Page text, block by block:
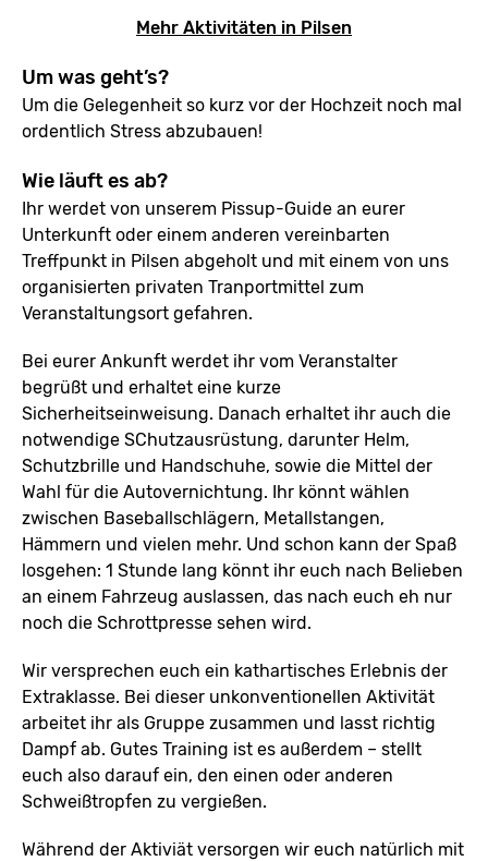
Mehr Aktivitäten in Pilsen
Um was geht’s?
Um die Gelegenheit so kurz vor der Hochzeit noch mal
ordentlich Stress abzubauen!
Wie läuft es ab?
Ihr werdet von unserem Pissup-Guide an eurer
Unterkunft oder einem anderen vereinbarten
Treffpunkt in Pilsen abgeholt und mit einem von uns
organisierten privaten Tranportmittel zum
Veranstaltungsort gefahren.
Bei eurer Ankunft werdet ihr vom Veranstalter
begrüßt und erhaltet eine kurze
Sicherheitseinweisung. Danach erhaltet ihr auch die
notwendige SChutzausrüstung, darunter Helm,
Schutzbrille und Handschuhe, sowie die Mittel der
Wahl für die Autovernichtung. Ihr könnt wählen
zwischen Baseballschlägern, Metallstangen,
Hämmern und vielen mehr. Und schon kann der Spaß
losgehen: 1 Stunde lang könnt ihr euch nach Belieben
an einem Fahrzeug auslassen, das nach euch eh nur
noch die Schrottpresse sehen wird.
Wir versprechen euch ein kathartisches Erlebnis der
Extraklasse. Bei dieser unkonventionellen Aktivität
arbeitet ihr als Gruppe zusammen und lasst richtig
Dampf ab. Gutes Training ist es außerdem – stellt
euch also darauf ein, den einen oder anderen
Schweißtropfen zu vergießen.
Während der Aktiviät versorgen wir euch natürlich mit